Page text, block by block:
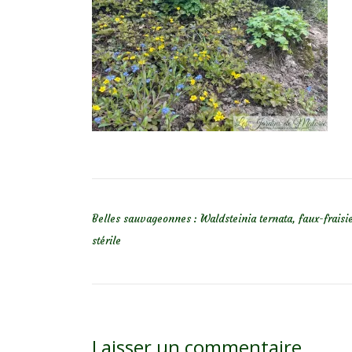
Belles sauvageonnes : Waldsteinia ternata, faux-
stérile